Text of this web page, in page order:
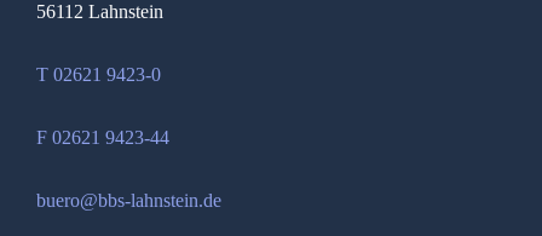
56112 Lahnstein
T 02621 9423-0
F 02621 9423-44
buero@bbs-lahnstein.de